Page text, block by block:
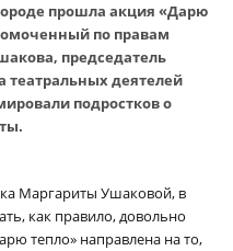
прошла акция «Дарю
по правам
председатель
театральных деятелей
подростков о
Маргариты Ушаковой, в
как правило, довольно
тепло» направлена на то,